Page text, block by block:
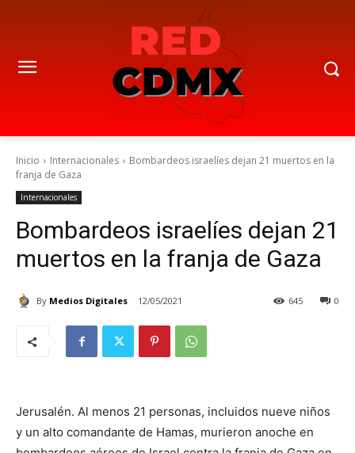
Inicio Internacionales
Bombardeos israelíes dejan 21 muertos en la
franja de Gaza
Internacionales
Bombardeos israelíes dejan 21
muertos en la franja de Gaza
By Medios Digitales 12/05/2021 0
645
Jerusalén. Al menos 21 personas, incluidos nueve niños
y un alto comandante de Hamas, murieron anoche en